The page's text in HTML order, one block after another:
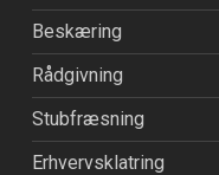
Beskæring
Rådgivning
Stubfræsning
Erhvervsklatring